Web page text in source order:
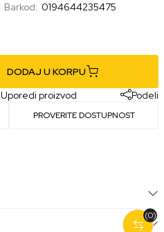
Barkod: 0194644235475
DODAJ U KORPU
Uporedi proizvod Podeli
PROVERITE DOSTUPNOST
(0)